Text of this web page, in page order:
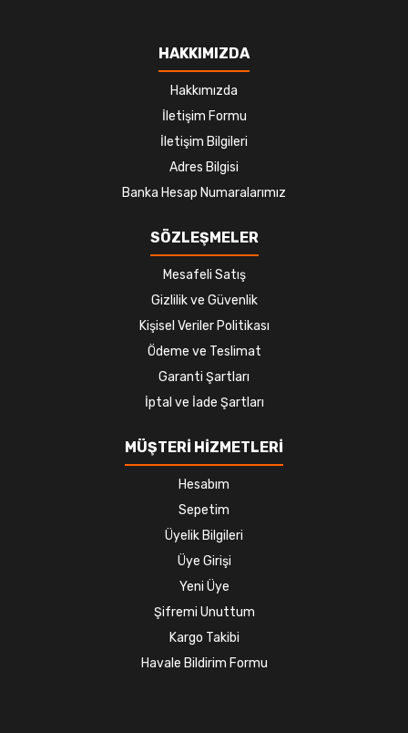
HAKKIMIZDA
Hakkımızda
İletişim Formu
İletişim Bilgileri
Adres Bilgisi
Banka Hesap Numaralarımız
SÖZLEŞMELER
Mesafeli Satış
Gizlilik ve Güvenlik
Kişisel Veriler Politikası
Ödeme ve Teslimat
Garanti Şartları
İptal ve İade Şartları
MÜŞTERİ HİZMETLERİ
Hesabım
Sepetim
Üyelik Bilgileri
Üye Girişi
Yeni Üye
Şifremi Unuttum
Kargo Takibi
Havale Bildirim Formu